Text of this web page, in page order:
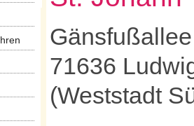
71636
(Weststadt